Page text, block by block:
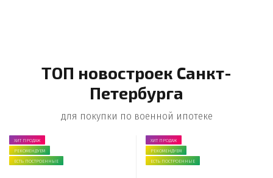
ТОП новостроек Санкт-
Петербурга
для покупки по военной ипотеке
ХИТ ПРОДАЖ
РЕКОМЕНДУЕМ
ЕСТЬ ПОСТРОЕННЫЕ
ХИТ ПРОДАЖ
РЕКОМЕНДУЕМ
ЕСТЬ ПОСТРОЕННЫЕ